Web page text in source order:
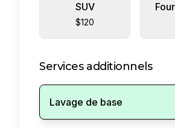
SUV
$120
Services additionnels
Lavage de base